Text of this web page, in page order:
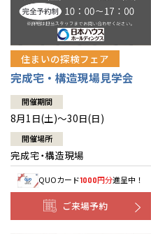
住まいの探検フェア
完成宅・構造現場見学会
開催期間
8月1日(土)～30日(日)
開催場所
完成宅・構造現場
QUOカード1000円分進呈中！
ご来場予約
山口
徳島
高知
鹿児島
長崎
沖縄